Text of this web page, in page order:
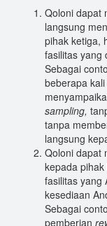
Qoloni dapat
langsung
pihak ketiga,
fasilitas yang
Sebagai
beberapa
sampling,
tanpa
langsung
Qoloni dapat
kepada
fasilitas yang
kesediaan
Sebagai
pemberian